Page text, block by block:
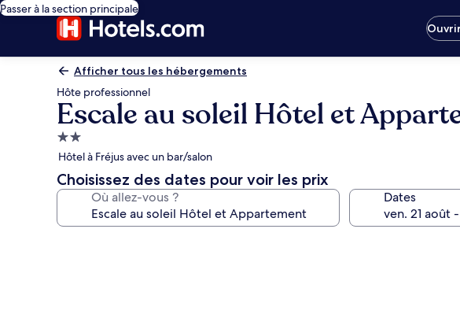
Passer à la section principale
Afficher tous les hébergements
Hôte professionnel
Escale au soleil Hôtel et
Hébergement
2.0 étoiles
Hôtel à Fréjus avec un bar/salon
Choisissez des dates pour voir les prix
Où allez-vous ? Dates